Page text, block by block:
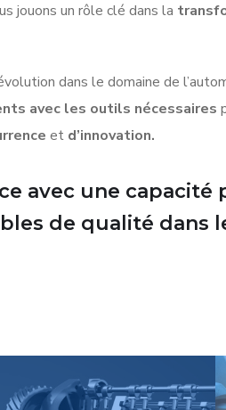
jouons un rôle clé dans la
dans le domaine de
avec les outils nécessaires
et d’innovation.
avec une capacité
de qualité dans